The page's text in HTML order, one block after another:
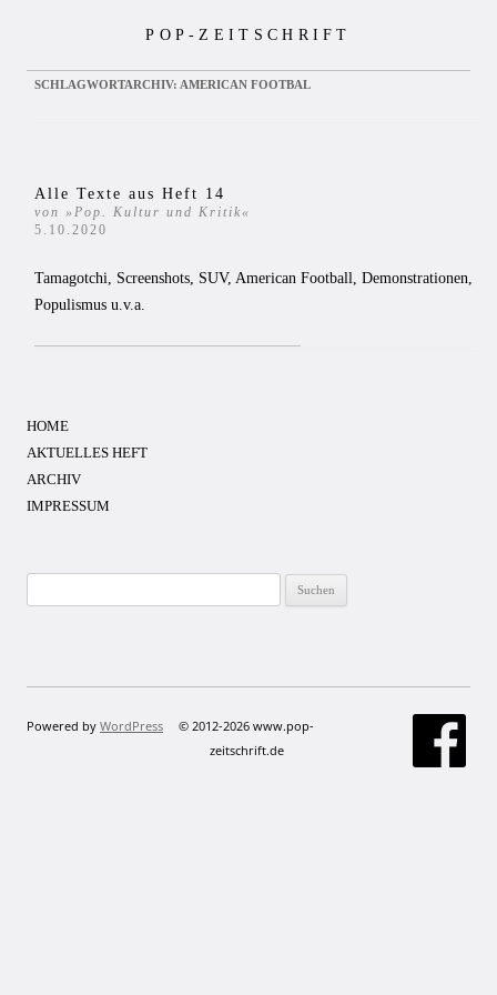
POP-ZEITSCHRIFT
SCHLAGWORTARCHIV: AMERICAN FOOTBAL
Alle Texte aus Heft 14
von »Pop. Kultur und Kritik«
5.10.2020
Tamagotchi, Screenshots, SUV, American Football, Demonstrationen,
Populismus u.v.a.
HOME
AKTUELLES HEFT
ARCHIV
IMPRESSUM
nach:
Powered by WordPress
© 2012-2026 www.pop-
zeitschrift.de